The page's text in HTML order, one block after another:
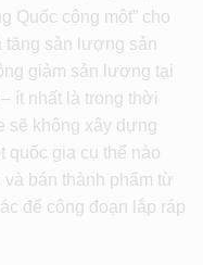
Quốc cộng một” cho
tăng sản lượng sản
giảm sản lượng tại
ít nhất là trong thời
sẽ không xây dựng
quốc gia cụ thể nào
bán thành phẩm từ
để công đoạn lắp ráp